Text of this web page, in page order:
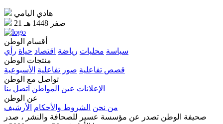
هادي اليامي
21 صفر 1448 هـ
أقسام الوطن
سياسة محليات رياضة اقتصاد حياة رأي
منتجات الوطن
قصص تفاعلية صور تفاعلية الأسبوعية
تواصل مع الوطن
الإعلانات عين المواطن اتصل بنا
عن الوطن
من نحن الشروط والأحكام الأرشيف
صحيفة الوطن تصدر عن مؤسسة عسير للصحافة والنشر ، صدر